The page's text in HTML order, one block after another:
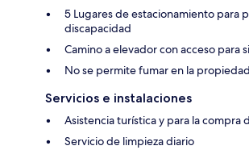
5 Lugares de estacionamiento para
discapacidad
Camino a elevador con acceso para
No se permite fumar en la propiedad
Servicios e instalaciones
Asistencia turística y para la compra
Servicio de limpieza diario